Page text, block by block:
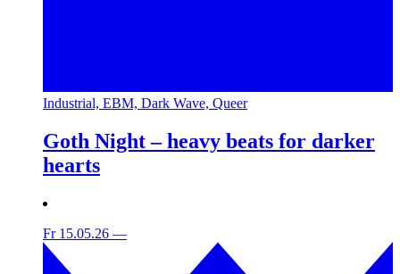
Industrial, EBM, Dark Wave, Queer
Goth Night – heavy beats for darker
hearts
Fr 15.05.26 —